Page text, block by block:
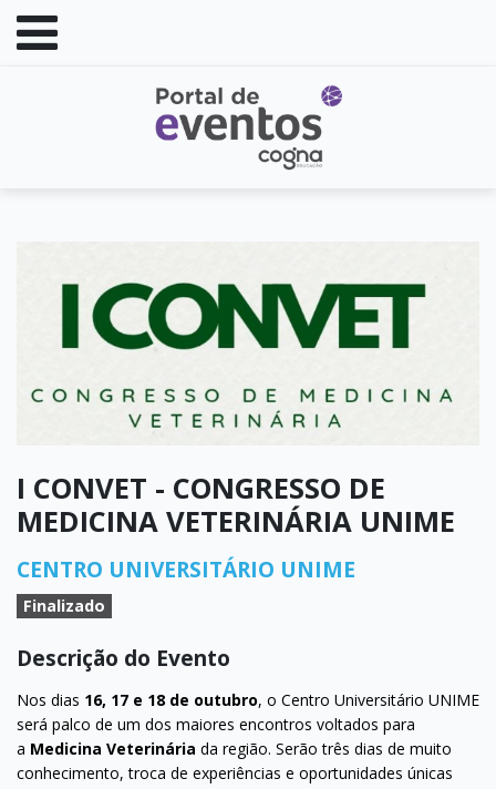
I CONVET - CONGRESSO DE
MEDICINA VETERINÁRIA UNIME
CENTRO UNIVERSITÁRIO UNIME
Finalizado
Descrição do Evento
Nos dias 16, 17 e 18 de outubro, o Centro Universitário UNIME
será palco de um dos maiores encontros voltados para
a Medicina Veterinária da região. Serão três dias de muito
conhecimento, troca de experiências e oportunidades únicas